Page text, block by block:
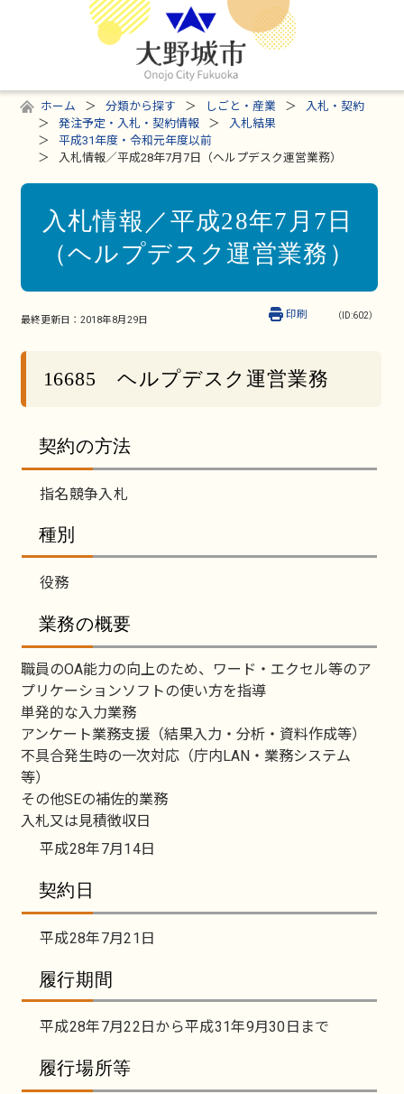
ホーム 分類から探す しごと・産業
入札・契約
発注予定・入札・契約情報
入札結果
平成31年度・令和元年度以前
入札情報／平成28年7月7日（ヘルプデスク運営業務）
入札情報／平成28年7月7日
（ヘルプデスク運営業務）
最終更新日： 2018年8月29日 （ID:602）
印刷
16685 ヘルプデスク運営業務
契約の方法
指名競争入札
種別
役務
業務の概要
職員のOA能力の向上のため、ワード・エクセル等のア
プリケーションソフトの使い方を指導
単発的な入力業務
アンケート業務支援（結果入力・分析・資料作成等）
不具合発生時の一次対応（庁内LAN・業務システム
等）
その他SEの補佐的業務
入札又は見積徴収日
平成28年7月14日
契約日
平成28年7月21日
履行期間
平成28年7月22日から平成31年9月30日まで
履行場所等